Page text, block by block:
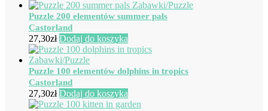
Puzzle 200 elementów summer pals
Castorland
27,30zł Dodaj do koszyka
Puzzle 100 elementów dolphins in tropics
Castorland
27,30zł Dodaj do koszyka